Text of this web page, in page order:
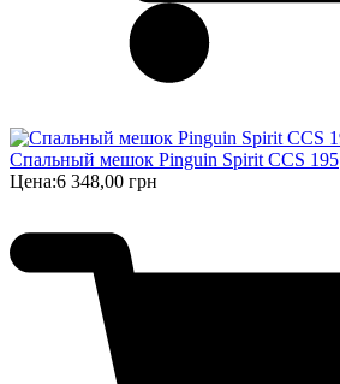
Спальный мешок Pinguin Spirit CCS 195
Цена:6 348,00 грн